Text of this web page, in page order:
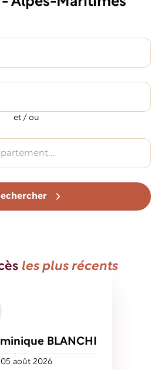
et / ou
les plus récents
BLANCHI
août 2026